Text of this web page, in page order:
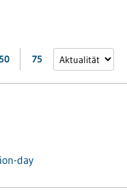
50 75
day